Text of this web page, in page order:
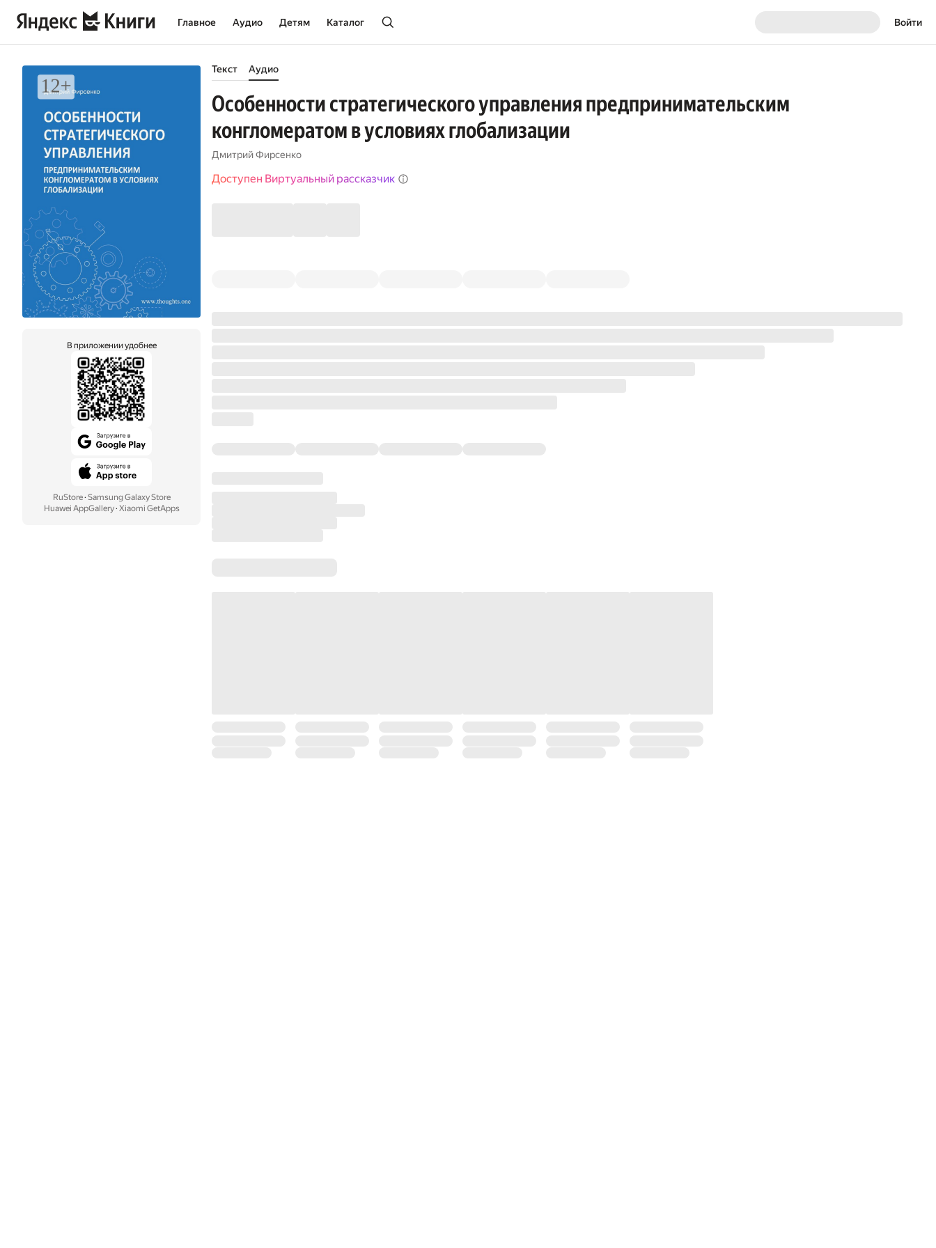
Главное Аудио Детям Каталог Войти
В приложении удобнее
RuStore· Samsung Galaxy Store
Huawei AppGallery· Xiaomi GetApps
Текст Аудио
Особенности стратегического управления предпринимательским
конгломератом в условиях глобализации
Дмитрий Фирсенко
Доступен Виртуальный рассказчик